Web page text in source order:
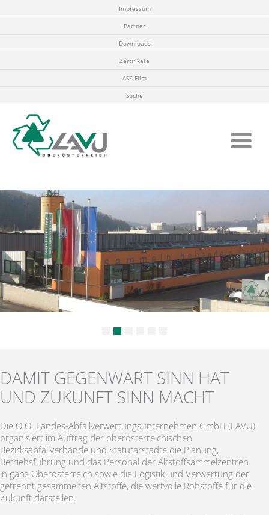
Impressum
Partner
Downloads
Zertifikate
ASZ Film
Suche
DAMIT GEGENWART SINN HAT
UND ZUKUNFT SINN MACHT
Die O.Ö. Landes-Abfallverwertungsunternehmen GmbH (LAVU)
organisiert im Auftrag der oberösterreichischen
Bezirksabfallverbände und Statutarstädte die Planung,
Betriebsführung und das Personal der Altstoffsammelzentren
in ganz Oberösterreich sowie die Logistik und Verwertung der
getrennt gesammelten Altstoffe, die wertvolle Rohstoffe für die
Zukunft darstellen.